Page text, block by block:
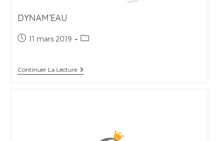
DYNAM’EAU
Publication
11 mars 2019
Post
Continuer La LectureDYNAM’EAU